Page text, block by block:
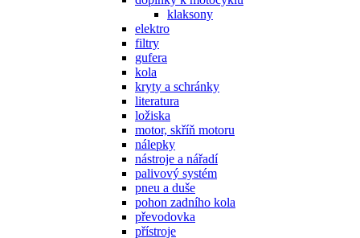
klaksony
elektro
filtry
gufera
kola
kryty a schránky
literatura
ložiska
motor, skříň motoru
nálepky
nástroje a nářadí
palivový systém
pneu a duše
pohon zadního kola
převodovka
přístroje